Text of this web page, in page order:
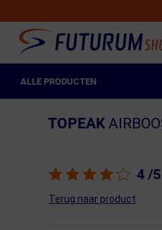
ALLE PRODUCTEN
Fietsonderdelen
Fietselektronica
TOPEAK
4 /5
Terug naar product